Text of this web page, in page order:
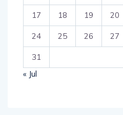
17 18 19 20
24 25 26 27
31
« Jul